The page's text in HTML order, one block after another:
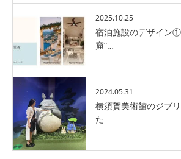
2025.10.25
宿泊施設のデザイン
窟”…
2024.05.31
横須賀美術館のジブ
た